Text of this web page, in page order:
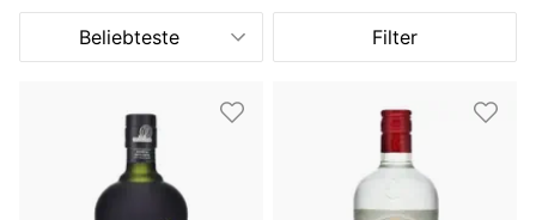
Beliebteste Filter